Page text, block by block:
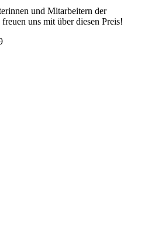
und Mitarbeitern der
uns mit über diesen Preis!